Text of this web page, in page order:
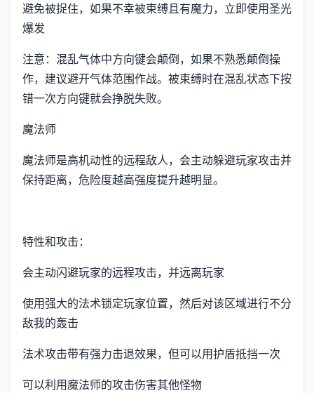
避免被捉住，如果不幸被束缚且有魔力，立即使用圣光
爆发
注意：混乱气体中方向键会颠倒，如果不熟悉颠倒操
作，建议避开气体范围作战。被束缚时在混乱状态下按
错一次方向键就会挣脱失败。
魔法师
魔法师是高机动性的远程敌人，会主动躲避玩家攻击并
保持距离，危险度越高强度提升越明显。
特性和攻击：
会主动闪避玩家的远程攻击，并远离玩家
使用强大的法术锁定玩家位置，然后对该区域进行不分
敌我的轰击
法术攻击带有强力击退效果，但可以用护盾抵挡一次
可以利用魔法师的攻击伤害其他怪物